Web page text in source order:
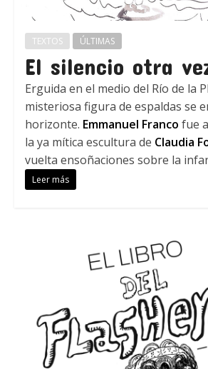
TEXTOS ÚLTIMAS
El silencio otra
Erguida en el medio del Río de la
misteriosa figura de espaldas se
horizonte. Emmanuel Franco fue
la ya mítica escultura de Claudia
vuelta ensoñaciones sobre la
Leer más